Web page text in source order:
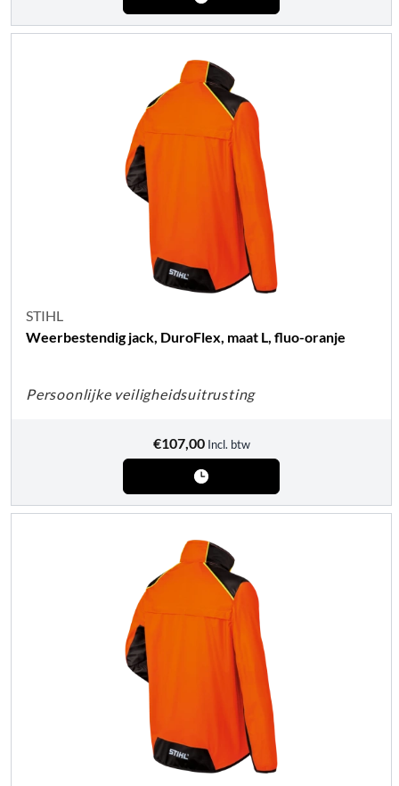
STIHL
Weerbestendig jack, DuroFlex, maat L, fluo-oranje
Persoonlijke veiligheidsuitrusting
€107,00 Incl. btw